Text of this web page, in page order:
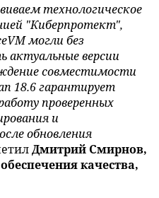
технологическое
"Киберпротект",
могли без
актуальные версии
совместимости
18.6 гарантирует
проверенных
и
обновления
Дмитрий Смирнов,
качества,